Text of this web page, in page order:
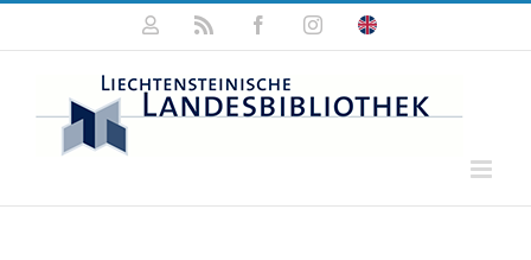
Zum
springen
Mein
FacebookInstagram
Click